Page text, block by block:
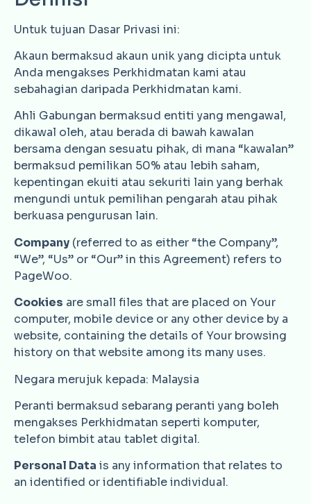
Untuk tujuan Dasar Privasi ini:
Akaun bermaksud akaun unik yang dicipta untuk
Anda mengakses Perkhidmatan kami atau
sebahagian daripada Perkhidmatan kami.
Ahli Gabungan bermaksud entiti yang mengawal,
dikawal oleh, atau berada di bawah kawalan
bersama dengan sesuatu pihak, di mana “kawalan”
bermaksud pemilikan 50% atau lebih saham,
kepentingan ekuiti atau sekuriti lain yang berhak
mengundi untuk pemilihan pengarah atau pihak
berkuasa pengurusan lain.
Company (referred to as either “the Company”,
“We”, “Us” or “Our” in this Agreement) refers to
PageWoo.
Cookies are small files that are placed on Your
computer, mobile device or any other device by a
website, containing the details of Your browsing
history on that website among its many uses.
Negara merujuk kepada: Malaysia
Peranti bermaksud sebarang peranti yang boleh
mengakses Perkhidmatan seperti komputer,
telefon bimbit atau tablet digital.
Personal Data is any information that relates to
an identified or identifiable individual.